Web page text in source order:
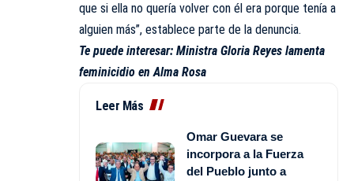
que si ella no quería volver con él era porque tenía a
alguien más”, establece parte de la denuncia.
Te puede interesar: Ministra Gloria Reyes lamenta
feminicidio en Alma Rosa
Leer Más
Omar Guevara se
incorpora a la Fuerza
del Pueblo junto a